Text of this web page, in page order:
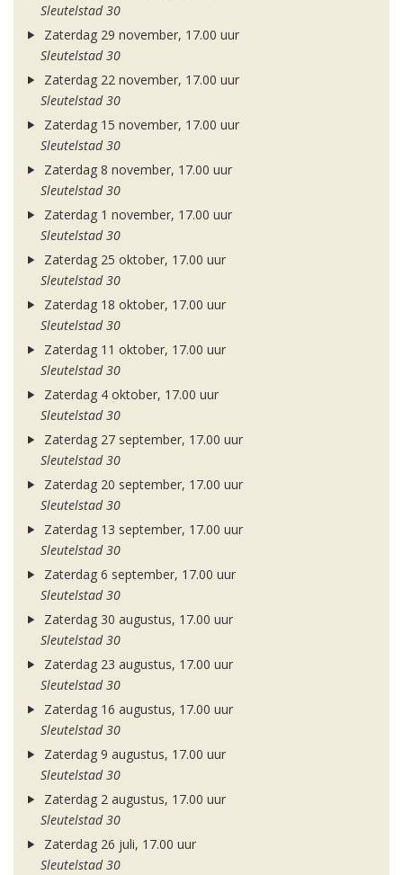
Sleutelstad 30
Zaterdag 29 november, 17.00 uur
Sleutelstad 30
Zaterdag 22 november, 17.00 uur
Sleutelstad 30
Zaterdag 15 november, 17.00 uur
Sleutelstad 30
Zaterdag 8 november, 17.00 uur
Sleutelstad 30
Zaterdag 1 november, 17.00 uur
Sleutelstad 30
Zaterdag 25 oktober, 17.00 uur
Sleutelstad 30
Zaterdag 18 oktober, 17.00 uur
Sleutelstad 30
Zaterdag 11 oktober, 17.00 uur
Sleutelstad 30
Zaterdag 4 oktober, 17.00 uur
Sleutelstad 30
Zaterdag 27 september, 17.00 uur
Sleutelstad 30
Zaterdag 20 september, 17.00 uur
Sleutelstad 30
Zaterdag 13 september, 17.00 uur
Sleutelstad 30
Zaterdag 6 september, 17.00 uur
Sleutelstad 30
Zaterdag 30 augustus, 17.00 uur
Sleutelstad 30
Zaterdag 23 augustus, 17.00 uur
Sleutelstad 30
Zaterdag 16 augustus, 17.00 uur
Sleutelstad 30
Zaterdag 9 augustus, 17.00 uur
Sleutelstad 30
Zaterdag 2 augustus, 17.00 uur
Sleutelstad 30
Zaterdag 26 juli, 17.00 uur
Sleutelstad 30